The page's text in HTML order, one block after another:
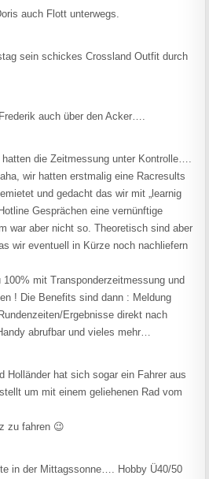
auch Flott unterwegs.
sein schickes Crossland Outfit durch
auch über den Acker….
die Zeitmessung unter Kontrolle….
wir hatten erstmalig eine Racresults
und gedacht das wir mit „learnig
Gesprächen eine vernünftige
war aber nicht so. Theoretisch sind aber
wir eventuell in Kürze noch nachliefern
100% mit Transponderzeitmessung und
! Die Benefits sind dann : Meldung
Ergebnisse direkt nach
abrufbar und vieles mehr…
Holländer hat sich sogar ein Fahrer aus
um mit einem geliehenen Rad vom
zu fahren 😉
in der Mittagssonne…. Hobby Ü40/50